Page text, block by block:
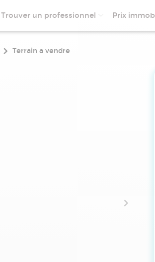
Trouver un professionnel Prix
Terrain a vendre